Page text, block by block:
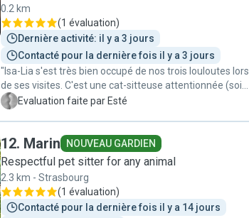
0.2 km
(1 évaluation)
Dernière activité: il y a 3 jours
Contacté pour la dernière fois il y a 3 jours
"Isa-Lia s'est très bien occupé de nos trois louloutes lors
de ses visites. C'est une cat-sitteuse attentionnée (soin,
calin, jeu) et qui a un très bon contact avec les félins. La
ferons de nouveau appel à elle."
E Evaluation faite par Esté
12. Marin NOUVEAU GARDIEN
Respectful pet sitter for any animal
2.3 km - Strasbourg
(1 évaluation)
Contacté pour la dernière fois il y a 14 jours